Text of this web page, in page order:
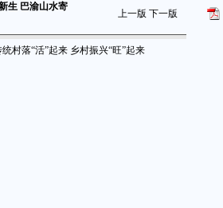
生 巴渝山水寄
上一版 下一版
村落“活”起来 乡村振兴“旺”起来